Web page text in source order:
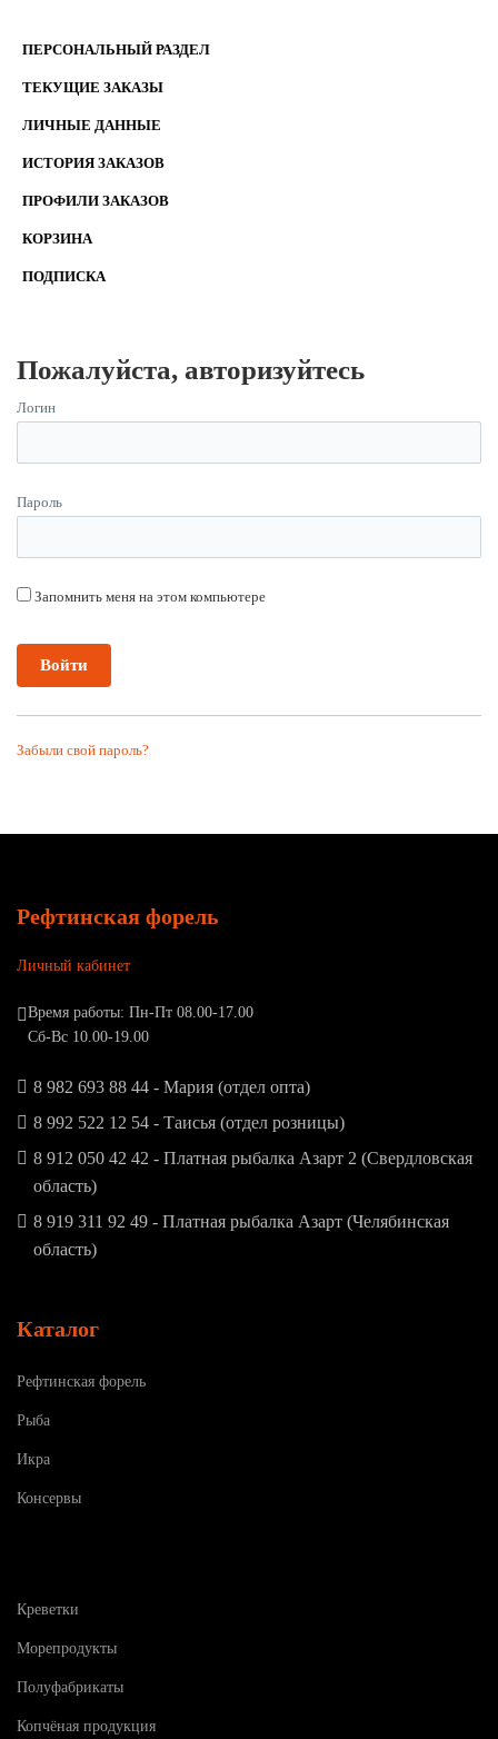
ПЕРСОНАЛЬНЫЙ РАЗДЕЛ
ТЕКУЩИЕ ЗАКАЗЫ
ЛИЧНЫЕ ДАННЫЕ
ИСТОРИЯ ЗАКАЗОВ
ПРОФИЛИ ЗАКАЗОВ
КОРЗИНА
ПОДПИСКА
Пожалуйста, авторизуйтесь
Логин
Пароль
Запомнить меня на этом компьютере
Забыли свой пароль?
Рефтинская форель
Личный кабинет
Время работы: Пн-Пт 08.00-17.00
Сб-Вс 10.00-19.00
8 982 693 88 44 - Мария (отдел опта)
8 992 522 12 54 - Таисья (отдел розницы)
8 912 050 42 42 - Платная рыбалка Азарт 2 (Свердловская
область)
8 919 311 92 49 - Платная рыбалка Азарт (Челябинская
область)
Каталог
Рефтинская форель
Рыба
Икра
Консервы
Креветки
Морепродукты
Полуфабрикаты
Копчёная продукция